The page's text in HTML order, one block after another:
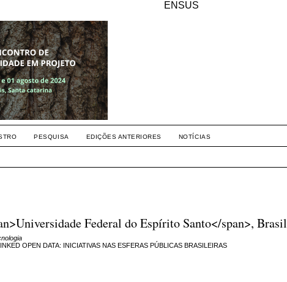
ENSUS
PESQUISA EDIÇÕES ANTERIORES NOTÍCIAS
Federal do Espírito Santo</span>, Brasil
OPEN DATA: INICIATIVAS NAS ESFERAS PÚBLICAS BRASILEIRAS